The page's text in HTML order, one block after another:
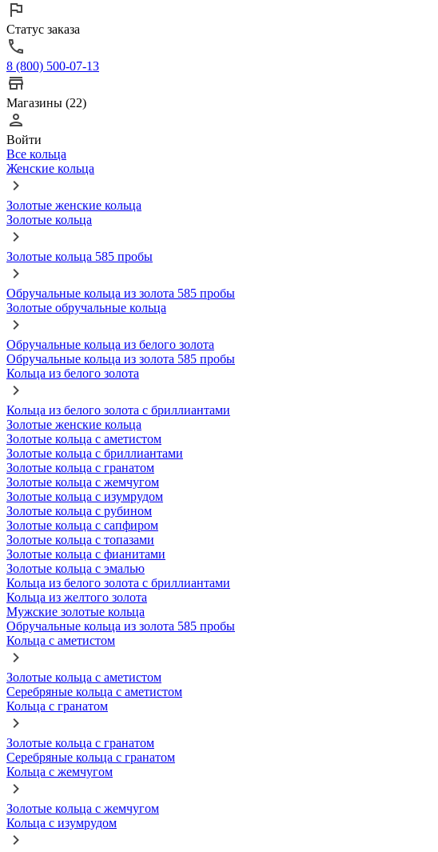
Статус заказа
8 (800) 500-07-13
Магазины (22)
Войти
Все кольца
Женские кольца
Золотые женские кольца
Золотые кольца
Золотые кольца 585 пробы
Обручальные кольца из золота 585 пробы
Золотые обручальные кольца
Обручальные кольца из белого золота
Обручальные кольца из золота 585 пробы
Кольца из белого золота
Кольца из белого золота с бриллиантами
Золотые женские кольца
Золотые кольца с аметистом
Золотые кольца с бриллиантами
Золотые кольца с гранатом
Золотые кольца с жемчугом
Золотые кольца с изумрудом
Золотые кольца с рубином
Золотые кольца с сапфиром
Золотые кольца с топазами
Золотые кольца с фианитами
Золотые кольца с эмалью
Кольца из белого золота с бриллиантами
Кольца из желтого золота
Мужские золотые кольца
Обручальные кольца из золота 585 пробы
Кольца с аметистом
Золотые кольца с аметистом
Серебряные кольца с аметистом
Кольца с гранатом
Золотые кольца с гранатом
Серебряные кольца с гранатом
Кольца с жемчугом
Золотые кольца с жемчугом
Кольца с изумрудом